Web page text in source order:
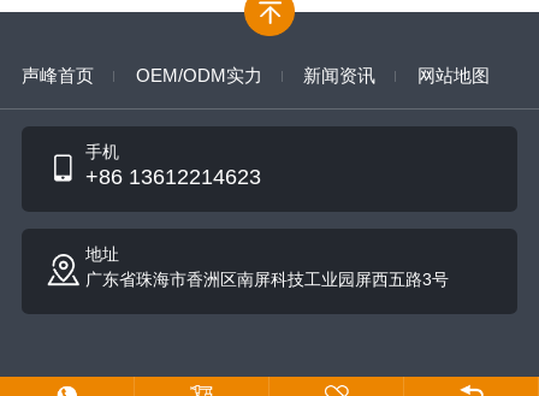
声峰首页 OEM/ODM实力 新闻资讯 网站地图
手机
+86 13612214623
地址
广东省珠海市香洲区南屏科技工业园屏西五路3号